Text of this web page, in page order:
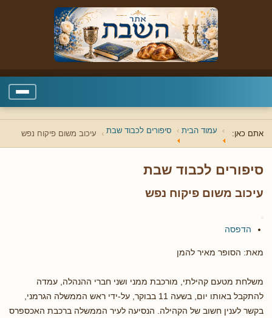
אתם כאן: עמוד הבית סיפורים לכבוד שבת עיכוב משום פיקוח נפש
סיפורים לכבוד שבת
עיכוב משום פיקוח נפש
הדפסה
מאת: הסופר מאיר להמן
משלחת מטעם קהילתי, מורכבת ממני ושני חברי ההנהלה, עמדה
להתקבל באותו יום, בשעה 11 בבוקר, על-ידי ראש הממשלה הגרמני,
בקשר לענין חשוב של הקהילה. הנסיעה לעיר הממשלה ברכבת האכספרס